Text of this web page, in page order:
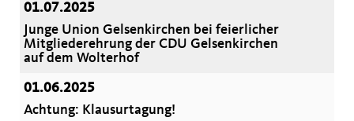
01.07.2025
Junge Union Gelsenkirchen bei feierlicher
Mitgliederehrung der CDU Gelsenkirchen
auf dem Wolterhof
01.06.2025
Achtung: Klausurtagung!